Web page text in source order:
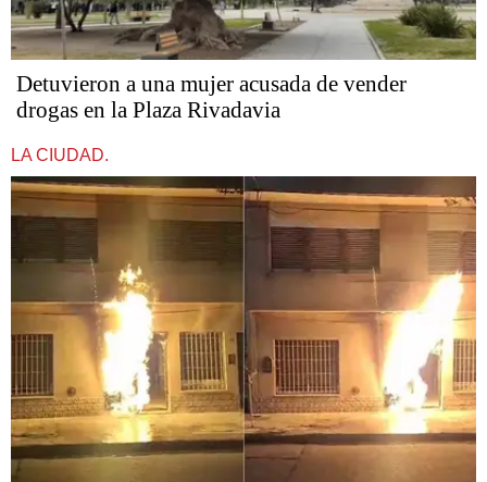
Detuvieron a una mujer acusada de vender
drogas en la Plaza Rivadavia
LA CIUDAD.